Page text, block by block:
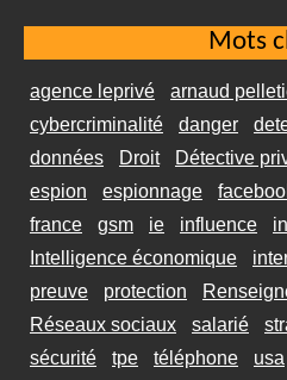
Mots
agence leprivé arnaud
cybercriminalité
danger
données
Droit Détective
espion
espionnage
france
gsm ie influence
Intelligence économique
preuve
protection
Réseaux sociaux
salarié
sécurité
tpe téléphone usa